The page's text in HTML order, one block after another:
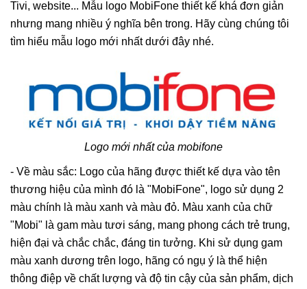
Tivi, website... Mẫu logo MobiFone thiết kế khá đơn giản
nhưng mang nhiều ý nghĩa bên trong. Hãy cùng chúng tôi
tìm hiểu mẫu logo mới nhất dưới đây nhé.
Logo mới nhất của mobifone
- Về màu sắc: Logo của hãng được thiết kế dựa vào tên
thương hiệu của mình đó là "MobiFone", logo sử dụng 2
màu chính là màu xanh và màu đỏ. Màu xanh của chữ
"Mobi" là gam màu tươi sáng, mang phong cách trẻ trung,
hiện đại và chắc chắc, đáng tin tưởng. Khi sử dụng gam
màu xanh dương trên logo, hãng có ngụ ý là thể hiện
thông điệp về chất lượng và độ tin cậy của sản phẩm, dịch